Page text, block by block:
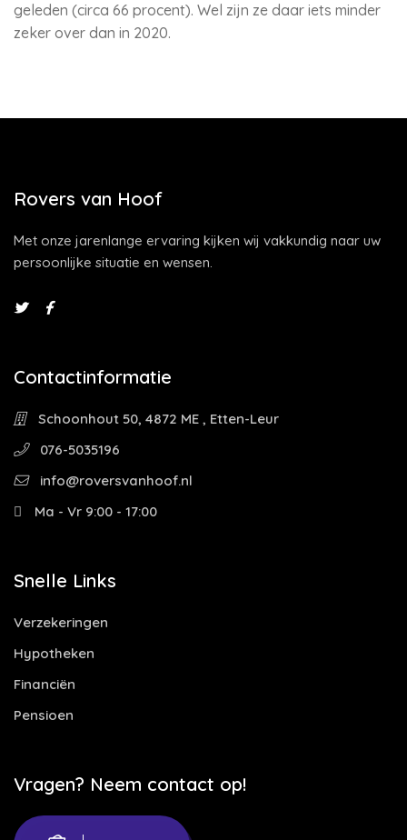
geleden (circa 66 procent). Wel zijn ze daar iets minder
zeker over dan in 2020.
Rovers van Hoof
Met onze jarenlange ervaring kijken wij vakkundig naar uw
persoonlijke situatie en wensen.
Contactinformatie
Schoonhout 50, 4872 ME , Etten-Leur
076-5035196
info@roversvanhoof.nl
Ma - Vr 9:00 - 17:00
Snelle Links
Verzekeringen
Hypotheken
Financiën
Pensioen
Vragen? Neem contact op!